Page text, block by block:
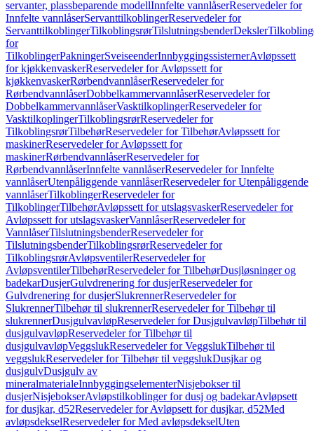
servanter, plassbeparende modellInnfelte vannlåserReservedeler for
Innfelte vannlåserServanttilkoblingerReservedeler for
ServanttilkoblingerTilkoblingsrørTilslutningsbenderDeksler
for
TilkoblingerPakningerSveiseenderInnbyggingssisternerAvløpssett
for kjøkkenvaskerReservedeler for Avløpssett for
kjøkkenvaskerRørbendvannlåserReservedeler for
RørbendvannlåserDobbelkammervannlåserReservedeler for
DobbelkammervannlåserVasktilkoplingerReservedeler for
VasktilkoplingerTilkoblingsrørReservedeler for
TilkoblingsrørTilbehørReservedeler for TilbehørAvløpssett for
maskinerReservedeler for Avløpssett for
maskinerRørbendvannlåserReservedeler for
RørbendvannlåserInnfelte vannlåserReservedeler for Innfelte
vannlåserUtenpåliggende vannlåserReservedeler for Utenpåliggende
vannlåserTilkoblingerReservedeler for
TilkoblingerTilbehørAvløpssett for utslagsvaskerReservedeler for
Avløpssett for utslagsvaskerVannlåserReservedeler for
VannlåserTilslutningsbenderReservedeler for
TilslutningsbenderTilkoblingsrørReservedeler for
TilkoblingsrørAvløpsventilerReservedeler for
AvløpsventilerTilbehørReservedeler for TilbehørDusjløsninger og
badekarDusjerGulvdrenering for dusjerReservedeler for
Gulvdrenering for dusjerSlukrennerReservedeler for
SlukrennerTilbehør til slukrennerReservedeler for Tilbehør til
slukrennerDusjgulvavløpReservedeler for DusjgulvavløpTilbehør til
dusjgulvavløpReservedeler for Tilbehør til
dusjgulvavløpVeggslukReservedeler for VeggslukTilbehør til
veggslukReservedeler for Tilbehør til veggslukDusjkar og
dusjgulvDusjgulv av
mineralmaterialeInnbyggingselementerNisjebokser til
dusjerNisjebokserAvløpstilkoblinger for dusj og badekarAvløpsett
for dusjkar, d52Reservedeler for Avløpsett for dusjkar, d52Med
avløpsdekselReservedeler for Med avløpsdekselUten